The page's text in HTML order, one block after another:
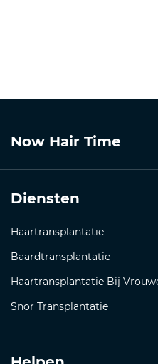
Now Hair Time
Diensten
Haartransplantatie
Baardtransplantatie
Haartransplantatie Bij
Snor Transplantatie